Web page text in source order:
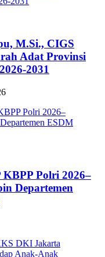
M.Si., CIGS
Adat Provinsi
2031
Polri 2026–
Departemen